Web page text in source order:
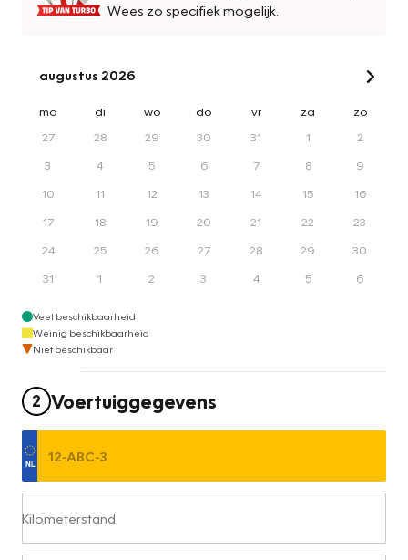
Wees zo specifiek mogelijk.
augustus 2026
ma di wo do vr za
zo
27
28 29 30 31 1
2
3
4 5 6 7 8
9
10
11 12 13 14 15
16
17
18 19 20 21 22
23
24
25 26 27 28 29
30
31
1 2 3 4 5 6
Veel beschikbaarheid
Weinig beschikbaarheid
Niet beschikbaar
2 Voertuiggegevens
Kilometerstand